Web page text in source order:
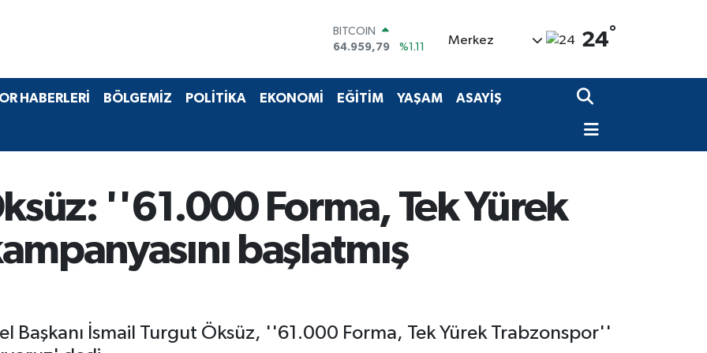
DOLAR
47,7436
%0.18
55,2510
%0.32
STERLİN
64.959,79
%1.11
Merkez 24°
HABERLERİ BÖLGEMİZ POLİTİKA EKONOMİ EĞİTİM YAŞAM ASAYİŞ
''61.000 Forma, Tek Yürek
başlatmış
Başkanı İsmail Turgut Öksüz, ''61.000 Forma, Tek Yürek Trabzonspor''